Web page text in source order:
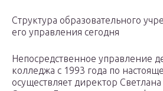
Структура образовательного
его управления сегодня
Непосредственное управление
колледжа с 1993 года по
осуществляет директор